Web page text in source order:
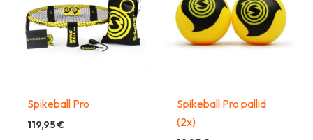
Spikeball Pro
119,95€
Spikeball Pro pallid
(2x)